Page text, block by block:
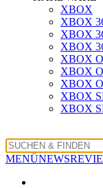
XBOX
XBOX
XBOX
XBOX
XBOX
XBOX
XBOX
XBOX
XBOX
MENÜNEWS